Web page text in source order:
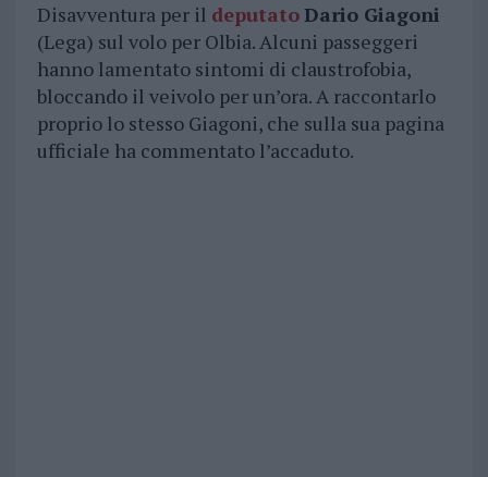
Disavventura per il deputatoDario Giagoni
(Lega) sul volo per Olbia. Alcuni passeggeri
hanno lamentato sintomi di claustrofobia,
bloccando il veivolo per un’ora. A raccontarlo
proprio lo stesso Giagoni, che sulla sua pagina
ufficiale ha commentato l’accaduto.